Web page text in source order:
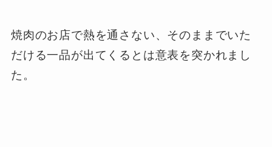
焼肉のお店で熱を通さない、そのままでいた
だける一品が出てくるとは意表を突かれまし
た。